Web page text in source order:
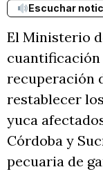
Escuchar
El Ministerio
cuantificación
recuperación
restablecer
yuca
Córdoba y
pecuaria de